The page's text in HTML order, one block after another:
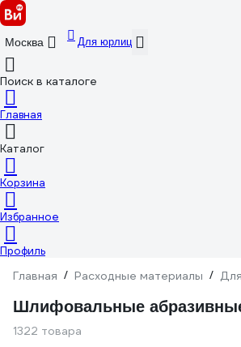
Москва Для юрлиц
Поиск в каталоге
Главная
Каталог
Корзина
Избранное
Профиль
Главная / Расходные материалы /
Шлифовальные
1322 товара